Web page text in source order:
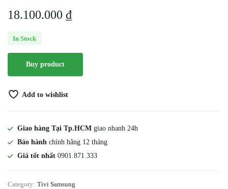
18.100.000 ₫
In Stock
Buy product
Add to wishlist
Giao hàng Tại Tp.HCM giao nhanh 24h
Bảo hành chính hãng 12 tháng
Giá tốt nhất 0901.871.333
Category: Tivi Samsung